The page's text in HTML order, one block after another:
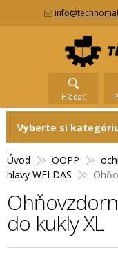
Hľadať
Úvod OOPP
hlavy WELDAS
do kukly XL
Vyberte si